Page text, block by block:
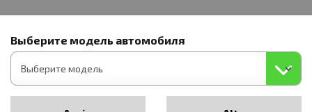
Выберите модель автомобиля